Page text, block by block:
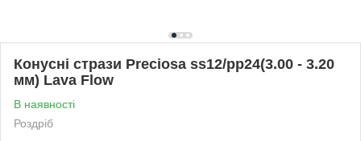
Конусні стрази Preciosa ss12/pp24(3.00 - 3.20
мм) Lava Flow
В наявності
Роздріб